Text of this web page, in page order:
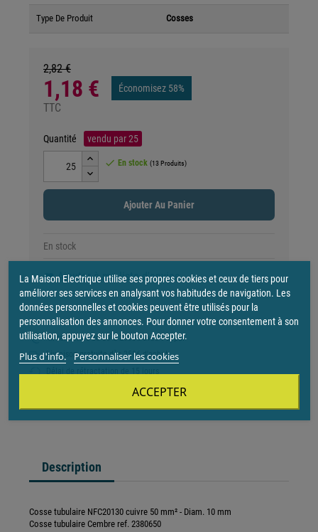
Type De Produit Cosses
2,82 €
1,18 € Économisez 58%
TTC
Quantité vendu par25
 En stock (13 Produits)
Ajouter Au Panier
En stock
favoriteAjouter à ma liste d'envies
4x sans frais de 30 à 2000€ avec Paypal
Livraison gratuite dès 250€ d'achat
Description
Cosse tubulaire NFC20130 cuivre 50 mm² - Diam. 10 mm
Cosse tubulaire Cembre ref. 2380650
La Maison Electrique utilise ses propres cookies et ceux de tiers pour
améliorer ses services en analysant vos habitudes de navigation. Les
données personnelles et cookies peuvent être utilisés pour la
personnalisation des annonces. Pour donner votre consentement à son
utilisation, appuyez sur le bouton Accepter.
Plus d'info. Personnaliser les cookies
ACCEPTER